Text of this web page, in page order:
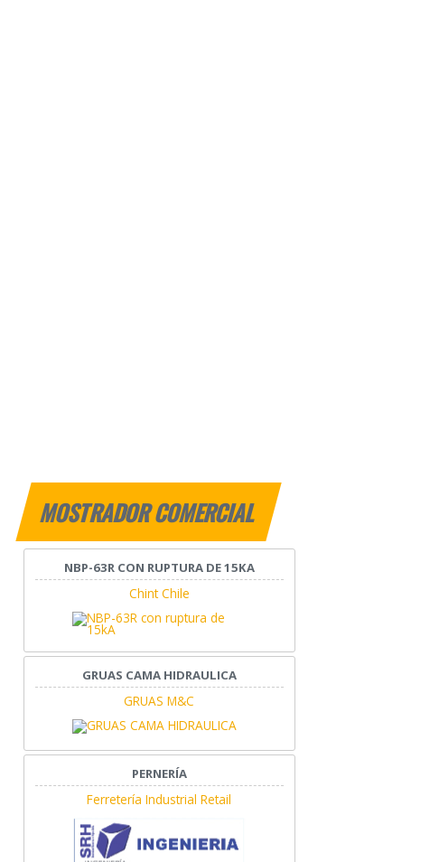
MOSTRADOR COMERCIAL
NBP-63R CON RUPTURA DE 15KA
Chint Chile
GRUAS CAMA HIDRAULICA
GRUAS M&C
PERNERÍA
Ferretería Industrial Retail